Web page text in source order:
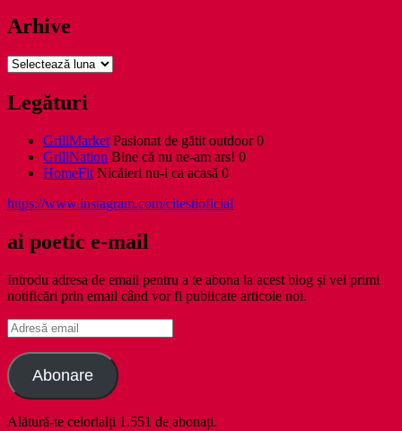
Arhive
Arhive
Legături
GrillMarket Pasionat de gătit outdoor 0
GrillNation Bine că nu ne-am ars! 0
HomeFit Nicăieri nu-i ca acasă 0
https://www.instagram.com/citestioficial
ai poetic e-mail
Introdu adresa de email pentru a te abona la acest blog și vei primi
notificări prin email când vor fi publicate articole noi.
Adresă
email
Abonare
Alătură-te celorlalți 1.551 de abonați.